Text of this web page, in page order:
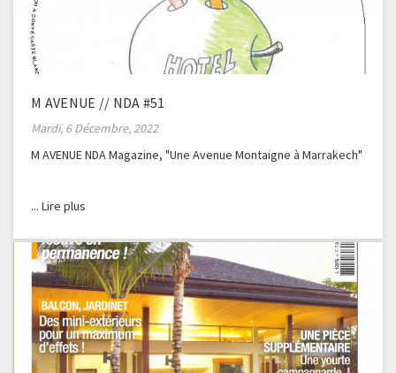
M AVENUE // NDA #51
Mardi, 6 Décembre, 2022
M AVENUE NDA Magazine, "Une Avenue Montaigne à Marrakech"